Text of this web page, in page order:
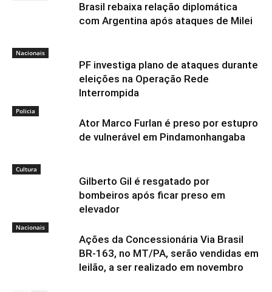
Brasil rebaixa relação diplomática
com Argentina após ataques de Milei
Nacionais
PF investiga plano de ataques durante
eleições na Operação Rede
Interrompida
Policia
Ator Marco Furlan é preso por estupro
de vulnerável em Pindamonhangaba
Cultura
Gilberto Gil é resgatado por
bombeiros após ficar preso em
elevador
Nacionais
Ações da Concessionária Via Brasil
BR-163, no MT/PA, serão vendidas em
leilão, a ser realizado em novembro